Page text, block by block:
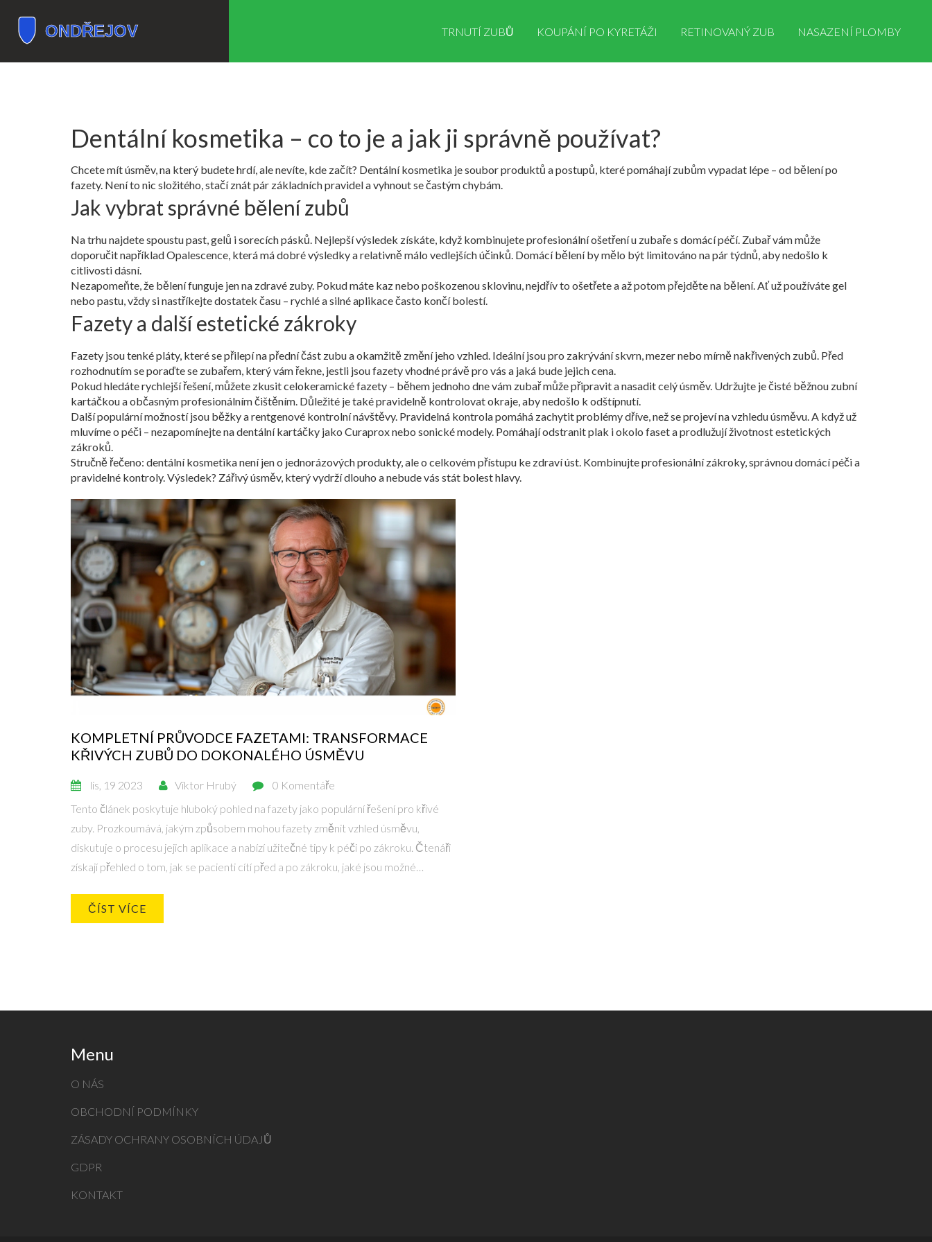
TRNUTÍ ZUBŮ KOUPÁNÍ PO KYRETÁŽI RETINOVANÝ ZUB NASAZENÍ PLOMBY
Dentální kosmetika – co to je a jak ji správně používat?
Chcete mít úsměv, na který budete hrdí, ale nevíte, kde začít? Dentální kosmetika je soubor produktů a postupů, které pomáhají zubům vypadat lépe – od bělení po
fazety. Není to nic složitého, stačí znát pár základních pravidel a vyhnout se častým chybám.
Jak vybrat správné bělení zubů
Na trhu najdete spoustu past, gelů i sorecích pásků. Nejlepší výsledek získáte, když kombinujete profesionální ošetření u zubaře s domácí péčí. Zubař vám může
doporučit například Opalescence, která má dobré výsledky a relativně málo vedlejších účinků. Domácí bělení by mělo být limitováno na pár týdnů, aby nedošlo k
citlivosti dásní.
Nezapomeňte, že bělení funguje jen na zdravé zuby. Pokud máte kaz nebo poškozenou sklovinu, nejdřív to ošetřete a až potom přejděte na bělení. Ať už používáte gel
nebo pastu, vždy si nastříkejte dostatek času – rychlé a silné aplikace často končí bolestí.
Fazety a další estetické zákroky
Fazety jsou tenké pláty, které se přilepí na přední část zubu a okamžitě změní jeho vzhled. Ideální jsou pro zakrývání skvrn, mezer nebo mírně nakřivených zubů. Před
rozhodnutím se poraďte se zubařem, který vám řekne, jestli jsou fazety vhodné právě pro vás a jaká bude jejich cena.
Pokud hledáte rychlejší řešení, můžete zkusit celokeramické fazety – během jednoho dne vám zubař může připravit a nasadit celý úsměv. Udržujte je čisté běžnou zubní
kartáčkou a občasným profesionálním čištěním. Důležité je také pravidelně kontrolovat okraje, aby nedošlo k odštípnutí.
Další populární možností jsou běžky a rentgenové kontrolní návštěvy. Pravidelná kontrola pomáhá zachytit problémy dříve, než se projeví na vzhledu úsměvu. A když už
mluvíme o péči – nezapomínejte na dentální kartáčky jako Curaprox nebo sonické modely. Pomáhají odstranit plak i okolo faset a prodlužují životnost estetických
zákroků.
Stručně řečeno: dentální kosmetika není jen o jednorázových produkty, ale o celkovém přístupu ke zdraví úst. Kombinujte profesionální zákroky, správnou domácí péči a
pravidelné kontroly. Výsledek? Zářivý úsměv, který vydrží dlouho a nebude vás stát bolest hlavy.
KOMPLETNÍ PRŮVODCE FAZETAMI: TRANSFORMACE
KŘIVÝCH ZUBŮ DO DOKONALÉHO ÚSMĚVU
lis, 19 2023 Viktor Hrubý
0 Komentáře
Tento článek poskytuje hluboký pohled na fazety jako populární řešení pro křivé
zuby. Prozkoumává, jakým způsobem mohou fazety změnit vzhled úsměvu,
diskutuje o procesu jejich aplikace a nabízí užitečné tipy k péči po zákroku. Čtenáři
získají přehled o tom, jak se pacienti cítí před a po zákroku, jaké jsou možné
ČÍST VÍCE
Menu
O NÁS
OBCHODNÍ PODMÍNKY
ZÁSADY OCHRANY OSOBNÍCH ÚDAJŮ
GDPR
KONTAKT